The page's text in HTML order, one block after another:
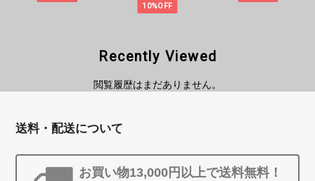
10%OFF
Recently Viewed
閲覧履歴はまだありません。
送料・配送について
お買い物13,000円以上で送料無料！